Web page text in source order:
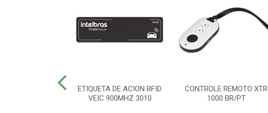
ETIQUETA DE ACION RFID
VEIC 900MHZ 3010
CONTROLE REMOTO XTR
1000 BR/PT